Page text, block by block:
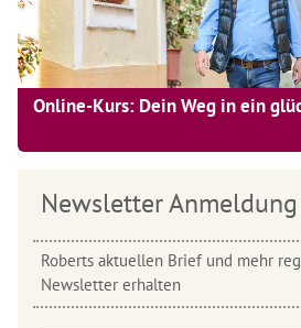
Online-Kurs: Dein Weg in ein
Newsletter Anmeldung
Roberts aktuellen Brief und mehr
Newsletter erhalten